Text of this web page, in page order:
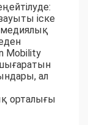
іске
Mobility
ал
орталығы